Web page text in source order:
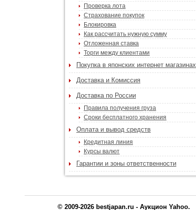
Проверка лота
Страхование покупок
Блокировка
Как рассчитать нужную сумму
Отложенная ставка
Торги между клиентами
Покупка в японских интернет магазинах
Доставка и Комиссия
Доставка по России
Правила получения груза
Сроки бесплатного хранения
Оплата и вывод средств
Кредитная линия
Курсы валют
Гарантии и зоны ответственности
© 2009-2026 bestjapan.ru - Аукцион Yahoo.